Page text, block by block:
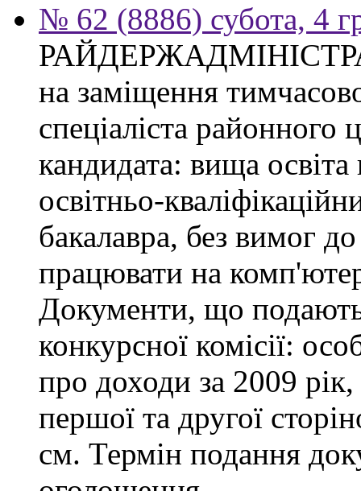
№ 62 (8886) субота, 4
на заміщення
спеціаліста
кандидата: вища
освітньо-
бакалавра, без вимог
працювати на
Документи, що
конкурсної комісії:
про доходи за 2009 рік,
першої та другої
см. Термін подання